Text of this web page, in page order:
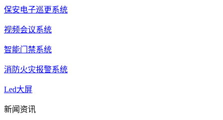
保安电子巡更系统
视频会议系统
智能门禁系统
消防火灾报警系统
Led大屏
新闻资讯